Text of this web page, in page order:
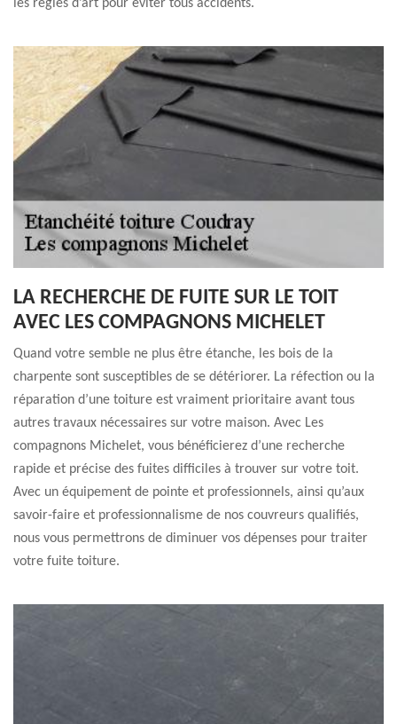
les règles d’art pour éviter tous accidents.
LA RECHERCHE DE FUITE SUR LE TOIT
AVEC LES COMPAGNONS MICHELET
Quand votre semble ne plus être étanche, les bois de la
charpente sont susceptibles de se détériorer. La réfection ou la
réparation d’une toiture est vraiment prioritaire avant tous
autres travaux nécessaires sur votre maison. Avec Les
compagnons Michelet, vous bénéficierez d’une recherche
rapide et précise des fuites difficiles à trouver sur votre toit.
Avec un équipement de pointe et professionnels, ainsi qu’aux
savoir-faire et professionnalisme de nos couvreurs qualifiés,
nous vous permettrons de diminuer vos dépenses pour traiter
votre fuite toiture.